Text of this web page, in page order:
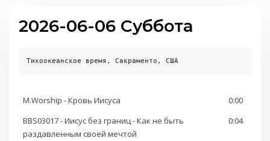
2026-06-06 Суббота
Тихоокеанское время, Сакраменто, США
M.Worship - Кровь Иисуса
0:00
BBS03017 - Иисус без границ - Как не быть
раздавленным своей мечтой
0:04